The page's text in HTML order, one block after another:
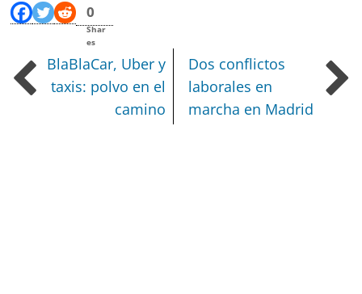
0
Shar
es
BlaBlaCar, Uber y
taxis: polvo en el
camino
Dos conflictos
laborales en
marcha en Madrid